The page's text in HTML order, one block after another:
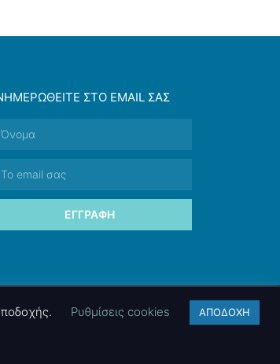
ΣΤΟ EMAIL ΣΑΣ
ΕΓΓΡΑΦΉ
Ρυθμίσεις cookies ΑΠΟΔΟΧΗ